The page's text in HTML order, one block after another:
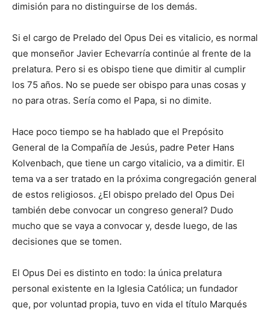
dimisión para no distinguirse de los demás.
Si el cargo de Prelado del Opus Dei es vitalicio, es normal
que monseñor Javier Echevarría continúe al frente de la
prelatura. Pero si es obispo tiene que dimitir al cumplir
los 75 años. No se puede ser obispo para unas cosas y
no para otras. Sería como el Papa, si no dimite.
Hace poco tiempo se ha hablado que el Prepósito
General de la Compañía de Jesús, padre Peter Hans
Kolvenbach, que tiene un cargo vitalicio, va a dimitir. El
tema va a ser tratado en la próxima congregación general
de estos religiosos. ¿El obispo prelado del Opus Dei
también debe convocar un congreso general? Dudo
mucho que se vaya a convocar y, desde luego, de las
decisiones que se tomen.
El Opus Dei es distinto en todo: la única prelatura
personal existente en la Iglesia Católica; un fundador
que, por voluntad propia, tuvo en vida el título Marqués